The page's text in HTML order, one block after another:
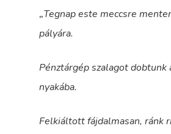
„Tegnap este meccsre
pályára.
Pénztárgép szalagot dobtunk
nyakába.
Felkiáltott fájdalmasan, ránk